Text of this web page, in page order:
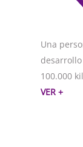
Una
100.000
VER +